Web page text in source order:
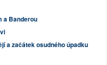
a Banderou
a začátek osudného úpadku